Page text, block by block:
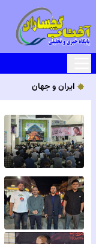
ایران و جهان